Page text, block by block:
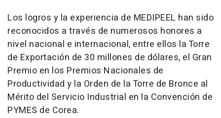
Los logros y la experiencia de MEDIPEEL han sido
reconocidos a través de numerosos honores a
nivel nacional e internacional, entre ellos la Torre
de Exportación de 30 millones de dólares, el Gran
Premio en los Premios Nacionales de
Productividad y la Orden de la Torre de Bronce al
Mérito del Servicio Industrial en la Convención de
PYMES de Corea.